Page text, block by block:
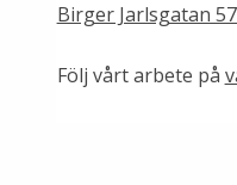
Birger Jarlsgatan
Följ vårt arbete på